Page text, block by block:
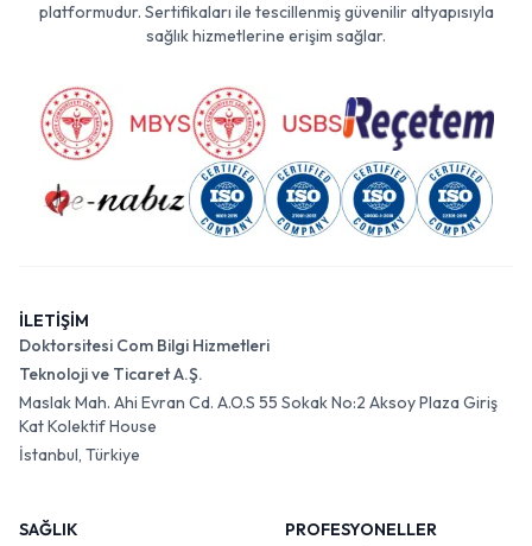
platformudur. Sertifikaları ile tescillenmiş güvenilir altyapısıyla
sağlık hizmetlerine erişim sağlar.
İLETİŞİM
Doktorsitesi Com Bilgi Hizmetleri
Teknoloji ve Ticaret A.Ş.
Maslak Mah. Ahi Evran Cd. A.O.S 55 Sokak No:2 Aksoy Plaza Giriş
Kat Kolektif House
İstanbul, Türkiye
SAĞLIK
PROFESYONELLER